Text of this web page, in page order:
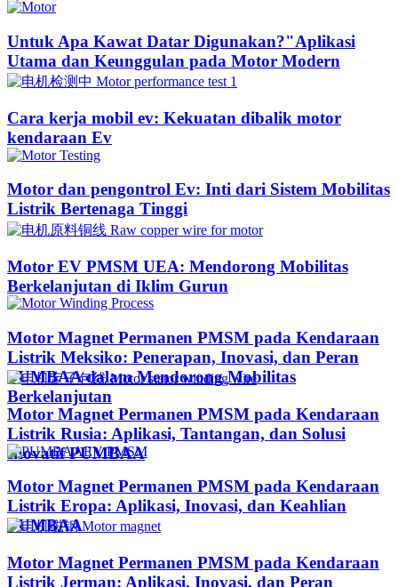
Untuk Apa Kawat Datar Digunakan?"Aplikasi
Utama dan Keunggulan pada Motor Modern
Cara kerja mobil ev: Kekuatan dibalik motor
kendaraan Ev
Motor dan pengontrol Ev: Inti dari Sistem Mobilitas
Listrik Bertenaga Tinggi
Motor EV PMSM UEA: Mendorong Mobilitas
Berkelanjutan di Iklim Gurun​
Motor Magnet Permanen PMSM pada Kendaraan
Listrik Meksiko: Penerapan, Inovasi, dan Peran
PUMBAA dalam Mendorong Mobilitas
Berkelanjutan
Motor Magnet Permanen PMSM pada Kendaraan
Listrik Rusia: Aplikasi, Tantangan, dan Solusi
Inovatif PUMBAA
Motor Magnet Permanen PMSM pada Kendaraan
Listrik Eropa: Aplikasi, Inovasi, dan Keahlian
PUMBAA
Motor Magnet Permanen PMSM pada Kendaraan
Listrik Jerman: Aplikasi, Inovasi, dan Peran